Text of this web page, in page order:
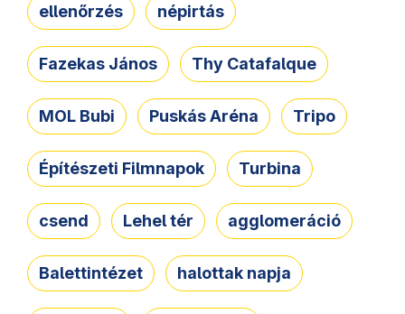
ellenőrzés népirtás
Fazekas János Thy Catafalque
MOL Bubi Puskás Aréna Tripo
Építészeti Filmnapok Turbina
csend Lehel tér agglomeráció
Balettintézet halottak napja